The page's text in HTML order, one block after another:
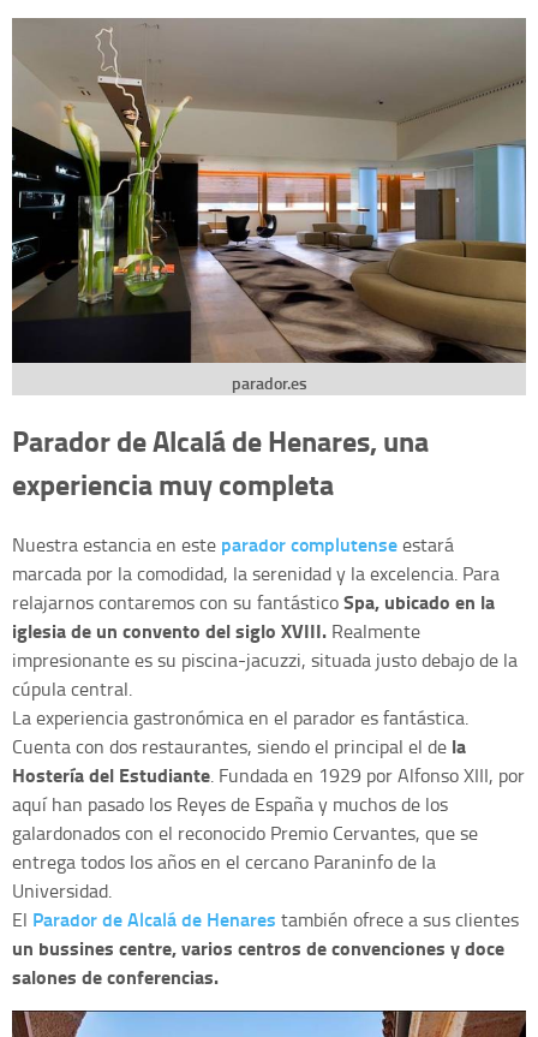
parador.es
Parador de Alcalá de Henares, una
experiencia muy completa
Nuestra estancia en este parador complutenseestará
marcada por la comodidad, la serenidad y la excelencia. Para
relajarnos contaremos con su fantásticoSpa, ubicado en la
iglesia de un convento del siglo XVIII. Realmente
impresionante es su piscina-jacuzzi, situada justo debajo de la
cúpula central.
La experiencia gastronómica en el parador es fantástica.
Cuenta con dos restaurantes, siendo el principal el de la
Hostería del Estudiante. Fundada en 1929 por Alfonso XIII, por
aquí han pasado los Reyes de España y muchos de los
galardonados con el reconocido Premio Cervantes, que se
entrega todos los años en el cercano Paraninfo de la
Universidad.
El Parador de Alcalá de Henares también ofrece a sus clientes
un bussines centre, varios centros de convenciones y doce
salones de conferencias.